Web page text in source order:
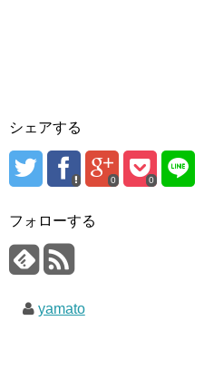
シェアする
0 0
フォローする
yamato